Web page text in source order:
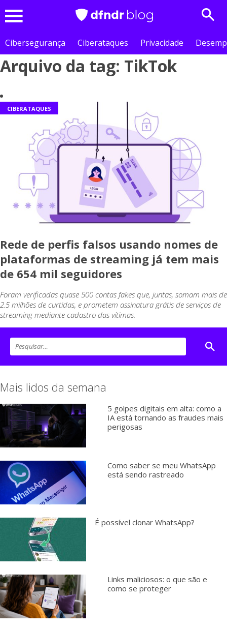
Cibersegurança
Ciberataques Privacidade
Arquivo da tag: TikTok
CIBERATAQUES
Rede de perfis falsos usando nomes de
plataformas de streaming já tem mais
de 654 mil seguidores
Foram verificadas quase 500 contas fakes que, juntas, somam mais de
2.5 milhões de curtidas, e prometem assinatura grátis de serviços de
streaming mediante cadastro das vítimas.
Mais lidos da semana
5 golpes digitais em alta: como a
IA está tornando as fraudes mais
perigosas
Como saber se meu WhatsApp
está sendo rastreado
É possível clonar WhatsApp?
Links maliciosos: o que são e
como se proteger